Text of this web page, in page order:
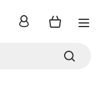
inloggen